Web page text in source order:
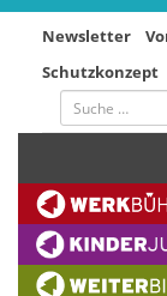
Newsletter
Schutzkonzept